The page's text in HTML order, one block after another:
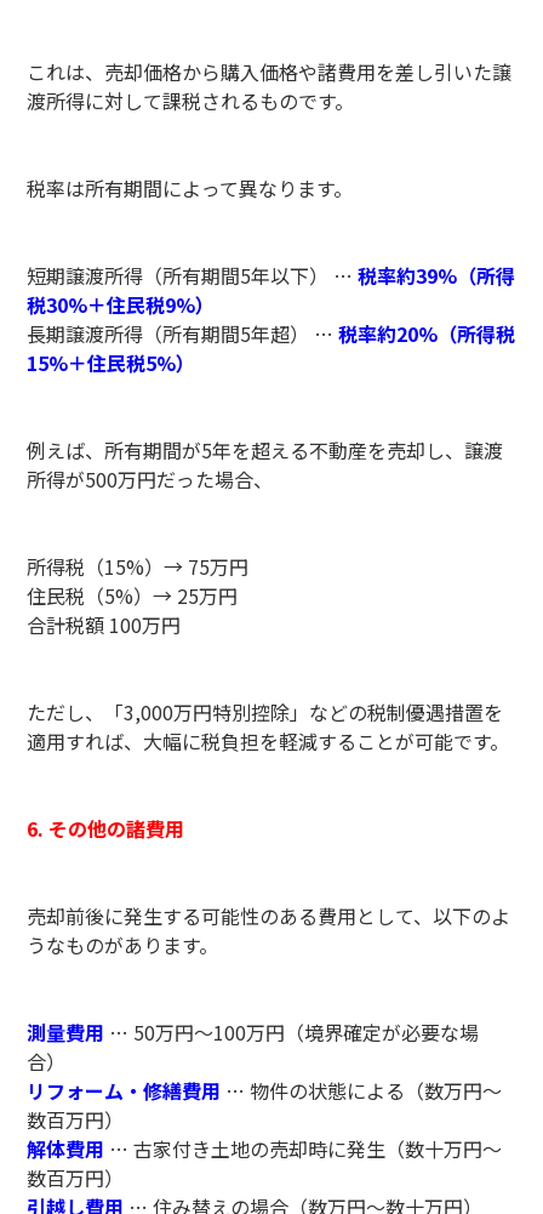
これは、売却価格から購入価格や諸費用を差し引いた譲
渡所得に対して課税されるものです。
税率は所有期間によって異なります。
短期譲渡所得（所有期間5年以下） …税率約39%（所得
税30%＋住民税9%）
長期譲渡所得（所有期間5年超） …税率約20%（所得税
15%＋住民税5%）
例えば、所有期間が5年を超える不動産を売却し、譲渡
所得が500万円だった場合、
所得税（15%）→ 75万円
住民税（5%）→ 25万円
合計税額 100万円
ただし、「3,000万円特別控除」などの税制優遇措置を
適用すれば、大幅に税負担を軽減することが可能です。
6. その他の諸費用
売却前後に発生する可能性のある費用として、以下のよ
うなものがあります。
測量費用 … 50万円～100万円（境界確定が必要な場
合）
リフォーム・修繕費用 … 物件の状態による（数万円～
数百万円）
解体費用 … 古家付き土地の売却時に発生（数十万円～
数百万円）
引越し費用 … 住み替えの場合（数万円～数十万円）